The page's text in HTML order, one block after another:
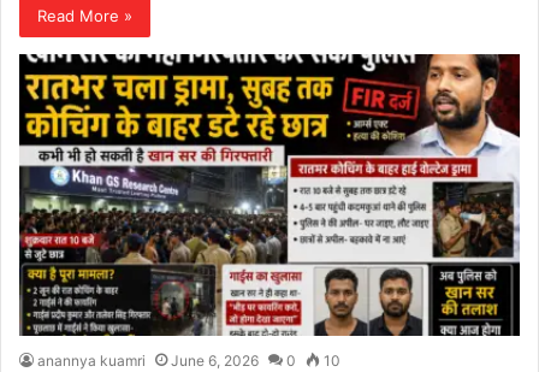
Read More »
anannya kuamri June 6, 2026 0 10